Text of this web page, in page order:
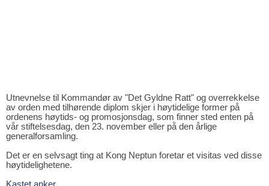
Utnevnelse til Kommandør av "Det Gyldne Ratt" og overrekkelse
av orden med tilhørende diplom skjer i høytidelige former på
ordenens høytids- og promosjonsdag, som finner sted enten på
vår stiftelsesdag, den 23. november eller på den årlige
generalforsamling.
Det er en selvsagt ting at Kong Neptun foretar et visitas ved disse
høytidelighetene.
Kastet anker